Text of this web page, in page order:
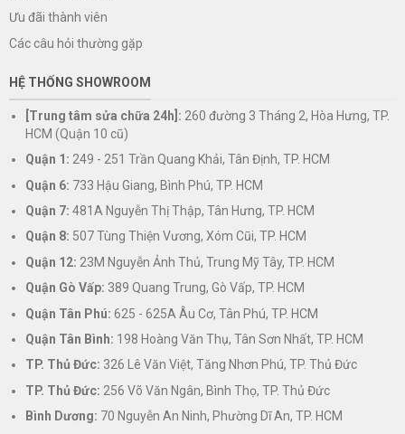
Ưu đãi thành viên
Các câu hỏi thường gặp
HỆ THỐNG SHOWROOM
[Trung tâm sửa chữa 24h]: 260 đường 3 Tháng 2, Hòa Hưng, TP.
HCM (Quận 10 cũ)
Quận 1: 249 - 251 Trần Quang Khải, Tân Định, TP. HCM
Quận 6: 733 Hậu Giang, Bình Phú, TP. HCM
Quận 7: 481A Nguyễn Thị Thập, Tân Hưng, TP. HCM
Quận 8: 507 Tùng Thiện Vương, Xóm Cũi, TP. HCM
Quận 12: 23M Nguyễn Ảnh Thủ, Trung Mỹ Tây, TP. HCM
Quận Gò Vấp: 389 Quang Trung, Gò Vấp, TP. HCM
Quận Tân Phú: 625 - 625A Âu Cơ, Tân Phú, TP. HCM
Quận Tân Bình: 198 Hoàng Văn Thụ, Tân Sơn Nhất, TP. HCM
TP. Thủ Đức: 326 Lê Văn Việt, Tăng Nhơn Phú, TP. Thủ Đức
TP. Thủ Đức: 256 Võ Văn Ngân, Bình Thọ, TP. Thủ Đức
Bình Dương: 70 Nguyễn An Ninh, Phường Dĩ An, TP. HCM